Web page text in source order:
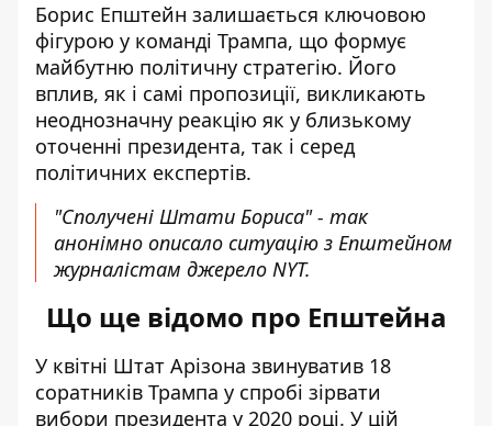
Борис Епштейн залишається ключовою
фігурою у команді Трампа, що формує
майбутню політичну стратегію. Його
вплив, як і самі пропозиції, викликають
неоднозначну реакцію як у близькому
оточенні президента, так і серед
політичних експертів.
"Сполучені Штати Бориса" - так
анонімно описало ситуацію з Епштейном
журналістам джерело NYT.
Що ще відомо про Епштейна
У квітні Штат Арізона звинуватив 18
соратників Трампа у спробі зірвати
вибори президента у 2020 році. У цій